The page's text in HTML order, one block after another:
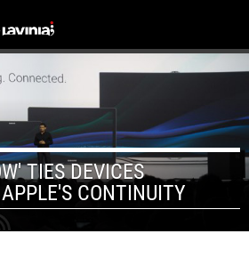
TIES DEVICES
CONTINUITY